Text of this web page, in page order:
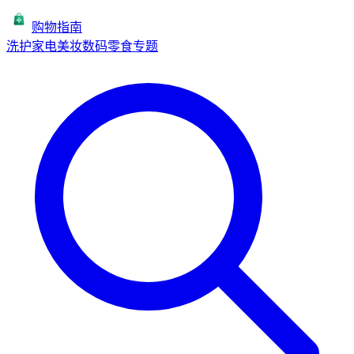
购物指南
洗护家电美妆数码零食专题